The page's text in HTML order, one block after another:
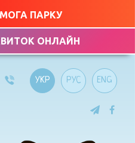
ПАРКУ
ОНЛАЙН
ENG
РУС
УКР